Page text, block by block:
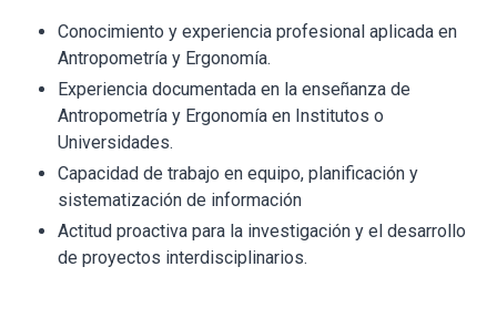
Conocimiento y experiencia profesional aplicada en
Antropometría y Ergonomía.
Experiencia documentada en la enseñanza de
Antropometría y Ergonomía en Institutos o
Universidades.
Capacidad de trabajo en equipo, planificación y
sistematización de información
Actitud proactiva para la investigación y el desarrollo
de proyectos interdisciplinarios.